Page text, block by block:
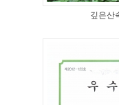
깊은산